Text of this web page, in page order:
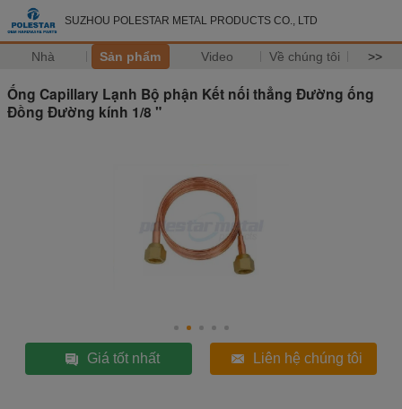
SUZHOU POLESTAR METAL PRODUCTS CO., LTD
Nhà Sản phẩm Video Về chúng tôi >>
Ống Capillary Lạnh Bộ phận Kết nối thẳng Đường ống
Đồng Đường kính 1/8 "
Giá tốt nhất Liên hệ chúng tôi